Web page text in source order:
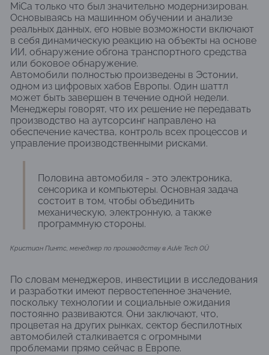
MiCa только что был значительно модернизирован.
Основываясь на машинном обучении и анализе
реальных данных, его новые возможности включают
в себя динамическую реакцию на объекты на основе
ИИ, обнаружение обгона транспортного средства
или боковое обнаружение.
Автомобили полностью произведены в Эстонии,
одном из цифровых хабов Европы. Один шаттл
может быть завершен в течение одной недели.
Менеджеры говорят, что их решение не передавать
производство на аутсорсинг направлено на
обеспечение качества, контроль всех процессов и
управление производственными рисками.
Половина автомобиля - это электроника,
сенсорика и компьютеры. Основная задача
состоит в том, чтобы объединить
механическую, электронную, а также
программную стороны.
Кристиан Пинтс, менеджер по производству в AuVe Tech OÜ
По словам менеджеров, инвестиции в исследования
и разработки имеют первостепенное значение,
поскольку технологии и социальные ожидания
постоянно развиваются. Они заключают, что,
процветая на других рынках, сектор беспилотных
автомобилей сталкивается с огромными
проблемами прямо сейчас в Европе.